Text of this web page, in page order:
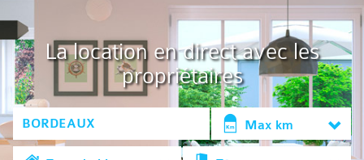
La location en direct avec les
propriétaires
Max km